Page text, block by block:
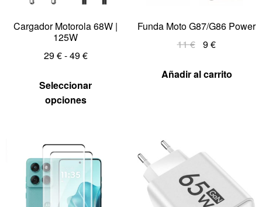
Cargador Motorola 68W |
125W
29€-49€
Seleccionar
opciones
Funda Moto G87/G86 Power
11€ 9€
Añadir al carrito